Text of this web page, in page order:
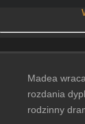
Madea
rozdania
rodzinny